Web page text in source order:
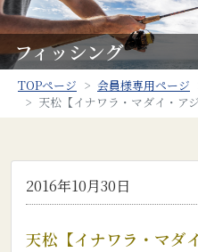
フィッシング
TOPページ 会員様専用ページ
天松【イナワラ・マダイ・アジ
2016年10月30日
天松【イナワラ・マダ